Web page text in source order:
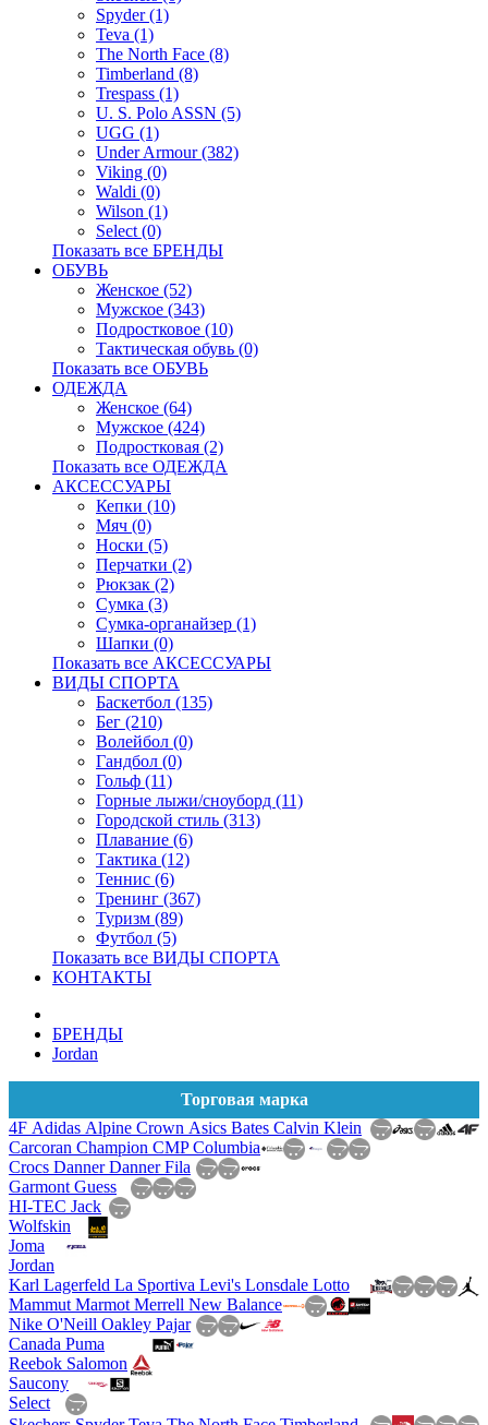
Spyder (1)
Teva (1)
The North Face (8)
Timberland (8)
Trespass (1)
U. S. Polo ASSN (5)
UGG (1)
Under Armour (382)
Viking (0)
Waldi (0)
Wilson (1)
Select (0)
Показать все БРЕНДЫ
ОБУВЬ
Женское (52)
Мужское (343)
Подростковое (10)
Тактическая обувь (0)
Показать все ОБУВЬ
ОДЕЖДА
Женское (64)
Мужское (424)
Подростковая (2)
Показать все ОДЕЖДА
АКСЕССУАРЫ
Кепки (10)
Мяч (0)
Носки (5)
Перчатки (2)
Рюкзак (2)
Сумка (3)
Сумка-органайзер (1)
Шапки (0)
Показать все АКСЕССУАРЫ
ВИДЫ СПОРТА
Баскетбол (135)
Бег (210)
Волейбол (0)
Гандбол (0)
Гольф (11)
Горные лыжи/сноуборд (11)
Городской стиль (313)
Плавание (6)
Тактика (12)
Теннис (6)
Тренинг (367)
Туризм (89)
Футбол (5)
Показать все ВИДЫ СПОРТА
КОНТАКТЫ
БРЕНДЫ
Jordan
Торговая марка
4F Adidas Alpine Crown Asics Bates Calvin Klein
Carcoran Champion CMPColumbia
Crocs DannerDannerFila
Garmont Guess
HI-TEC Jack
Wolfskin
Joma
Jordan
Karl Lagerfeld La Sportiva Levi's Lonsdale Lotto
Mammut Marmot Merrell New Balance
Nike O'Neill Oakley Pajar
Canada Puma
Reebok Salomon
Saucony
Select